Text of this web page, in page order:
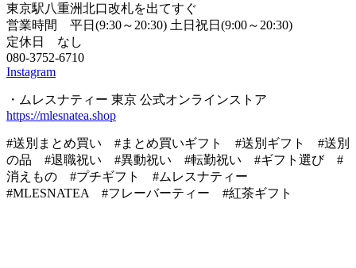
東京駅八重洲北口改札を出てすぐ
営業時間 平日(9:30～20:30) 土日祝日(9:00～20:30)
定休日 なし
080-3752-6710
Instagram
・ムレスナティー 東京 公式オンラインストア
https://mlesnatea.shop
#送別まとめ買い #まとめ買いギフト #送別ギフト #送別
の品 #退職祝い #異動祝い #転勤祝い #ギフト選び #
消えもの #プチギフト #ムレスナティー
#MLESNATEA #フレーバーティー #紅茶ギフト